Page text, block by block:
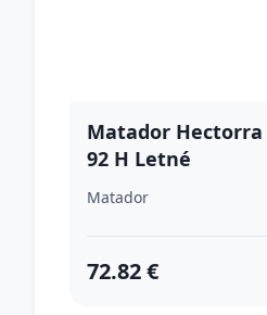
Matador Hectorra
92 H Letné
Matador
72.82 €